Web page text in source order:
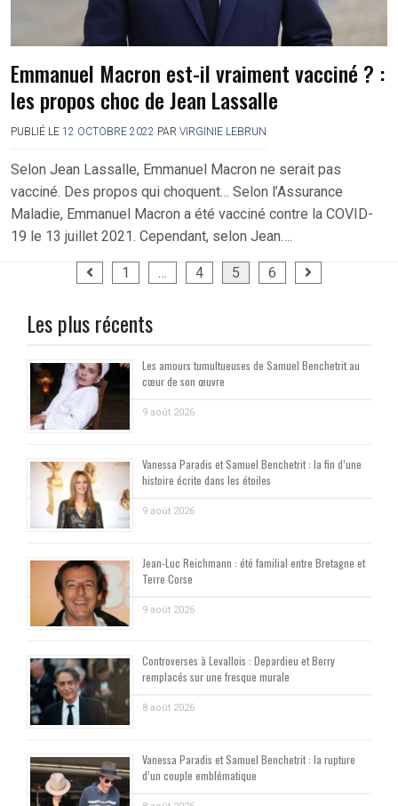
Emmanuel Macron est-il vraiment vacciné ? :
les propos choc de Jean Lassalle
PUBLIÉ LE 12 OCTOBRE 2022 PAR VIRGINIE LEBRUN
Selon Jean Lassalle, Emmanuel Macron ne serait pas
vacciné. Des propos qui choquent… Selon l’Assurance
Maladie, Emmanuel Macron a été vacciné contre la COVID-
19 le 13 juillet 2021. Cependant, selon Jean….
Pagination
publications
1 … 4 5 6
Les plus récents
Les amours tumultueuses de Samuel Benchetrit au
cœur de son œuvre
9 août 2026
Vanessa Paradis et Samuel Benchetrit : la fin d’une
histoire écrite dans les étoiles
9 août 2026
Jean-Luc Reichmann : été familial entre Bretagne et
Terre Corse
9 août 2026
Controverses à Levallois : Depardieu et Berry
remplacés sur une fresque murale
8 août 2026
Vanessa Paradis et Samuel Benchetrit : la rupture
d’un couple emblématique